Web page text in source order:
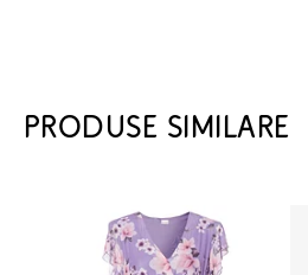
PRODUSE SIMILARE